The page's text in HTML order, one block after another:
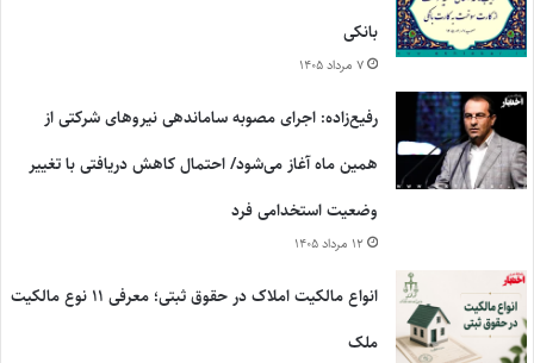
بانکی
۷ مرداد ۱۴۰۵
رفیع‌زاده: اجرای مصوبه ساماندهی نیروهای شرکتی از
همین ماه آغاز می‌شود/ احتمال کاهش دریافتی با تغییر
وضعیت استخدامی فرد
۱۲ مرداد ۱۴۰۵
انواع مالکیت املاک در حقوق ثبتی؛ معرفی ۱۱ نوع مالکیت
ملک